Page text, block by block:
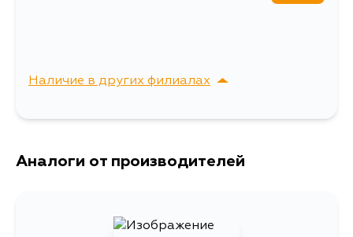
Наличие в других филиалах
г. Владивосток,
Аналоги от производителей